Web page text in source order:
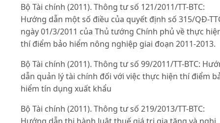
Bộ Tài chính (2011). Thông tư số 121/2011/TT-BTC:
Hướng dẫn một số điều của quyết định số 315/QĐ-
ngày 01/3/2011 của Thủ tướng Chính phủ về thực
thí điểm bảo hiểm nông nghiệp giai đoạn 2011-2013.
Bộ Tài chính (2011). Thông tư số 99/2011/TT-BTC:
dẫn quản lý tài chính đối với việc thực hiện thí điểm
hiểm tín dụng xuất khẩu
Bộ Tài chính (2011). Thông tư số 219/2013/TT-BTC:
Hướng dẫn thi hành luật thuế giá trị gia tăng và nghị